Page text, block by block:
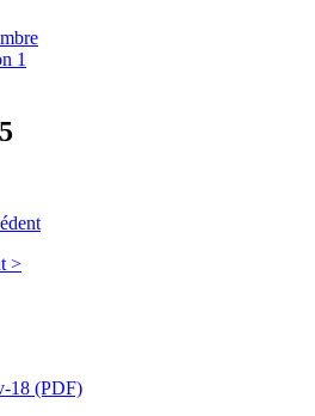
1
>
18 (PDF)